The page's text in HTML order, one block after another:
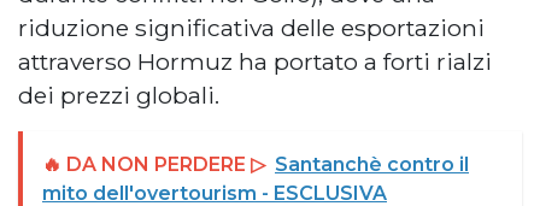
riduzione significativa delle esportazioni
attraverso Hormuz ha portato a forti rialzi
dei prezzi globali.
🔥 DA NON PERDERE ▷ Santanchè contro il
mito dell'overtourism - ESCLUSIVA